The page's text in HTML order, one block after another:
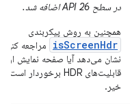
در سطح API 26 اضافه شد.
همچنین به روش پیکربندی
isScreenHdr
مراجعه
نشان می‌دهد آیا صفحه نمایش از
قابلیت‌های HDR برخوردار است یا
خیر.